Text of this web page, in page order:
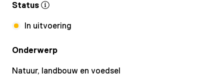
Status
In uitvoering
Onderwerp
Natuur, landbouw en voedsel